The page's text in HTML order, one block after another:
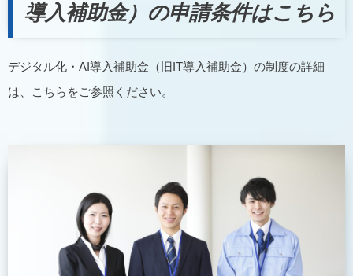
導入補助金）の申請条件はこちら
デジタル化・AI導入補助金（旧IT導入補助金）の制度の詳細
は、こちらをご参照ください。